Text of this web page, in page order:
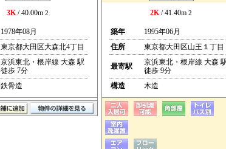
3K/ 40.00m 2
1978年08月
東京都大田区大森北4丁目
京浜東北・根岸線 大森 駅
徒歩 7分
鉄骨造
2K/ 41.40m 2
築年
1995年06月
住所
東京都大田区山王１丁目
最寄駅
京浜東北・根岸線 大森
徒歩 9分
構造
木造